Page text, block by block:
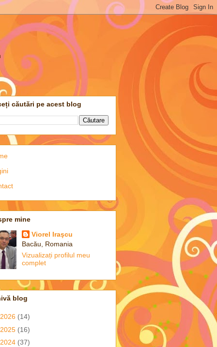
căutări pe acest blog
mine
Viorel Iraşcu
Bacău, Romania
Vizualizați profilul meu
complet
blog
2026 (14)
2025 (16)
2024 (37)